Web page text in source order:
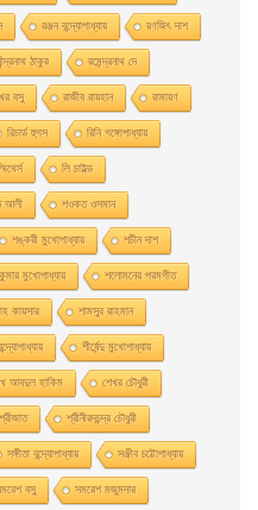
রঞ্জন বন্দ্যোপাধ্যায় রণজিৎ দাশ
ঠাকুর রমেন্দ্রনাথ দে
বসু রাজীব রায়হান রামায়ণ
রিচার্ড হুগস রিনি গঙ্গোপাধ্যায়
লি চাইল্ড
আলী শওকত ওসমান
শঙ্করী মুখােপাধ্যায় শচীন দাশ
মুখোপাধ্যায় শলোমনের পরমগীত
কায়সার শামসুর রাহমান
শীর্ষেন্দু মুখোপাধ্যায়
আবদুল হাকিম শেখর চৌধুরী
শ্রীজাত শ্রীনীরদচন্দ্র চৌধুরী
সঙ্গীতা বন্দ্যোপাধ্যায় সঞ্জীব চট্টোপাধ্যায়
বসু সমরেশ মজুমদার